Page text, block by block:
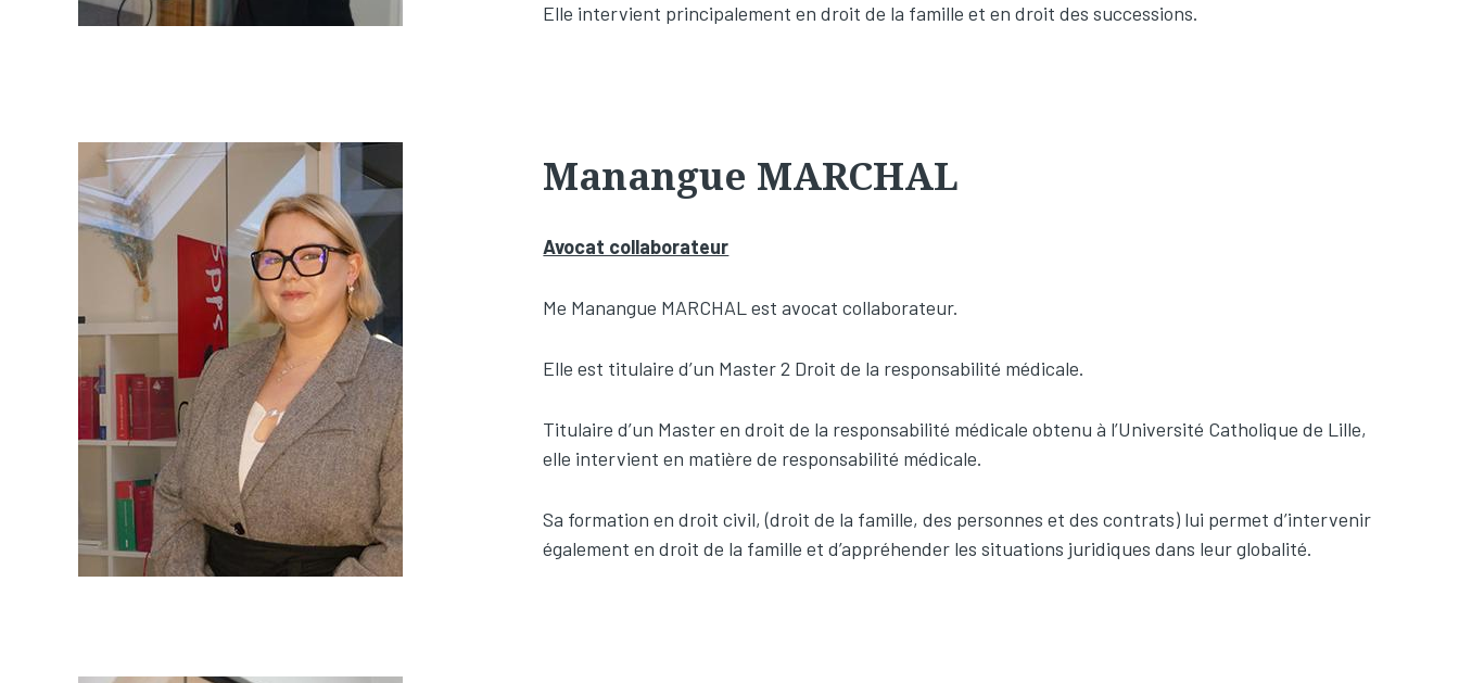
Elle intervient principalement en droit de la famille et en droit des successions.
Manangue MARCHAL
Avocat collaborateur
Me Manangue MARCHAL est avocat collaborateur.
Elle est titulaire d’un Master 2 Droit de la responsabilité médicale.
Titulaire d’un Master en droit de la responsabilité médicale obtenu à l’Université Catholique de Lille,
elle intervient en matière de responsabilité médicale.
Sa formation en droit civil, (droit de la famille, des personnes et des contrats) lui permet d’intervenir
également en droit de la famille et d’appréhender les situations juridiques dans leur globalité.